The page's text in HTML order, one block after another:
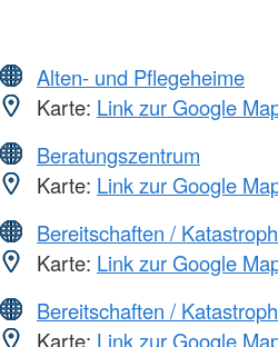
Alten- und Pflegeheime
Karte: Link zur Google
Beratungszentrum
Karte: Link zur Google
Bereitschaften /
Karte: Link zur Google
Bereitschaften /
Karte: Link zur Google